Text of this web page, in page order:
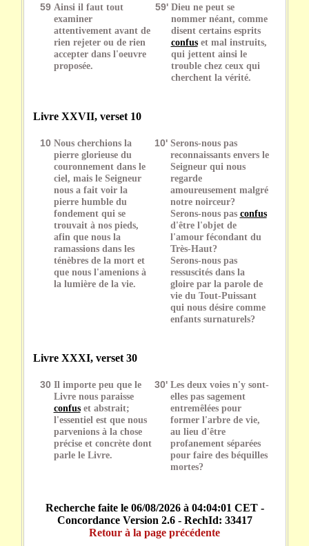
59 Ainsi il faut tout
examiner
attentivement avant de
rien rejeter ou de rien
accepter dans l'oeuvre
proposée.
59' Dieu ne peut se
nommer néant, comme
disent certains esprits
confuset mal instruits,
qui jettent ainsi le
trouble chez ceux qui
cherchent la vérité.
Livre XXVII, verset 10
10 Nous cherchions la
pierre glorieuse du
couronnement dans le
ciel, mais le Seigneur
nous a fait voir la
pierre humble du
fondement qui se
trouvait à nos pieds,
afin que nous la
ramassions dans les
ténèbres de la mort et
que nous l'amenions à
la lumière de la vie.
10' Serons-nous pas
reconnaissants envers le
Seigneur qui nous
regarde
amoureusement malgré
notre noirceur?
Serons-nous pas confus
d'être l'objet de
l'amour fécondant du
Très-Haut?
Serons-nous pas
ressuscités dans la
gloire par la parole de
vie du Tout-Puissant
qui nous désire comme
enfants surnaturels?
Livre XXXI, verset 30
30 Il importe peu que le
Livre nous paraisse
confuset abstrait;
l'essentiel est que nous
parvenions à la chose
précise et concrète dont
parle le Livre.
30' Les deux voies n'y sont-
elles pas sagement
entremêlées pour
former l'arbre de vie,
au lieu d'être
profanement séparées
pour faire des béquilles
mortes?
Recherche faite le 06/08/2026 à 04:04:01 CET -
Concordance Version 2.6 - RechId: 33417
Retour à la page précédente